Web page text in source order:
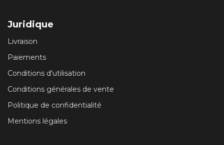
Juridique
Livraison
Paiements
Conditions d'utilisation
Conditions générales de vente
Politique de confidentialité
Mentions légales